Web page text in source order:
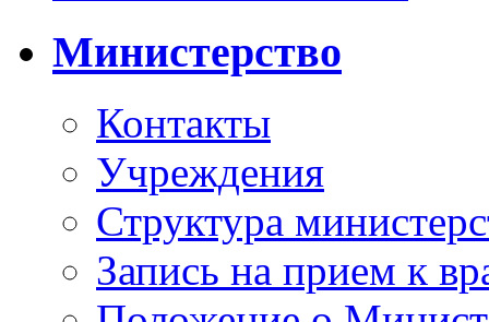
Министерство
Контакты
Учреждения
Структура
Запись на прием к